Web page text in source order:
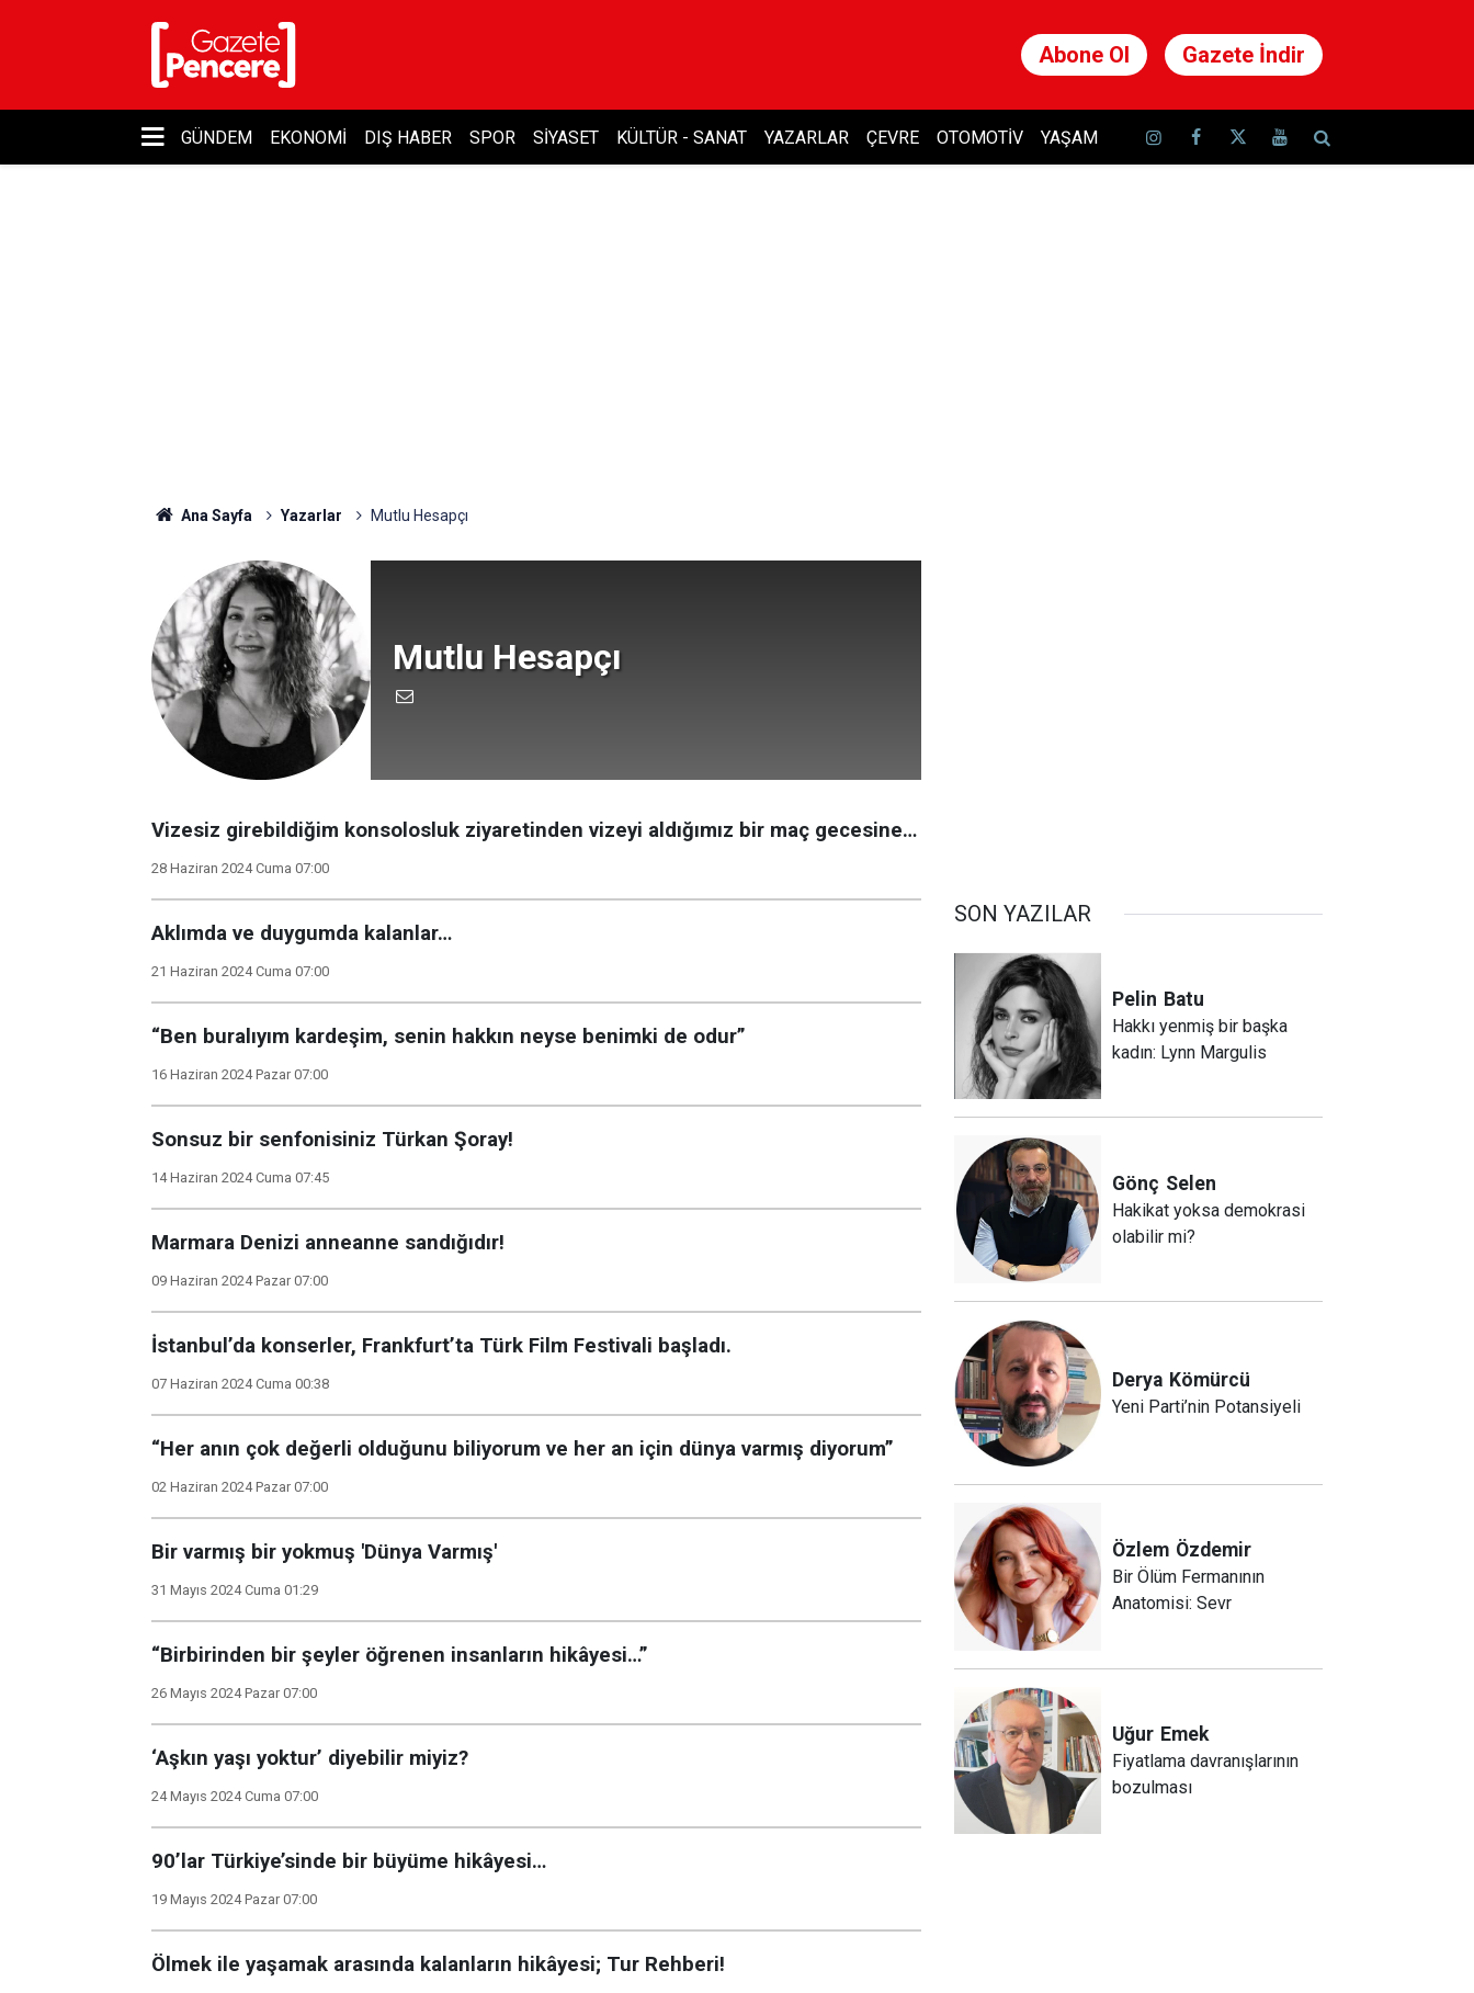
Abone Ol Gazete İndir
GÜNDEM EKONOMI DIŞ HABER SPOR SIYASET KÜLTÜR - SANAT YAZARLAR ÇEVRE OTOMOTIV YAŞAM
Ana Sayfa Yazarlar Mutlu Hesapçı
Mutlu Hesapçı
Vizesiz girebildiğim konsolosluk ziyaretinden vizeyi aldığımız bir maç gecesine…
28 Haziran 2024 Cuma 07:00
Aklımda ve duygumda kalanlar…
21 Haziran 2024 Cuma 07:00
“Ben buralıyım kardeşim, senin hakkın neyse benimki de odur”
16 Haziran 2024 Pazar 07:00
Sonsuz bir senfonisiniz Türkan Şoray!
14 Haziran 2024 Cuma 07:45
Marmara Denizi anneanne sandığıdır!
09 Haziran 2024 Pazar 07:00
İstanbul’da konserler, Frankfurt’ta Türk Film Festivali başladı.
07 Haziran 2024 Cuma 00:38
“Her anın çok değerli olduğunu biliyorum ve her an için dünya varmış diyorum”
02 Haziran 2024 Pazar 07:00
Bir varmış bir yokmuş 'Dünya Varmış'
31 Mayıs 2024 Cuma 01:29
“Birbirinden bir şeyler öğrenen insanların hikâyesi…”
26 Mayıs 2024 Pazar 07:00
‘Aşkın yaşı yoktur’ diyebilir miyiz?
24 Mayıs 2024 Cuma 07:00
90’lar Türkiye’sinde bir büyüme hikâyesi…
19 Mayıs 2024 Pazar 07:00
Ölmek ile yaşamak arasında kalanların hikâyesi; Tur Rehberi!
SON YAZILAR
Pelin Batu
Hakkı yenmiş bir başka
kadın: Lynn Margulis
Gönç Selen
Hakikat yoksa demokrasi
olabilir mi?
Derya Kömürcü
Yeni Parti’nin Potansiyeli
Özlem Özdemir
Bir Ölüm Fermanının
Anatomisi: Sevr
Uğur Emek
Fiyatlama davranışlarının
bozulması